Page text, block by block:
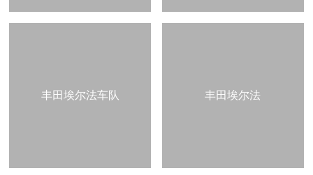
丰田埃尔法车队 丰田埃尔法